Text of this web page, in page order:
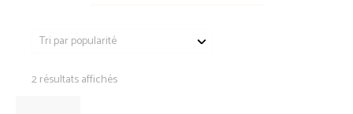
2 résultats affichésTrié